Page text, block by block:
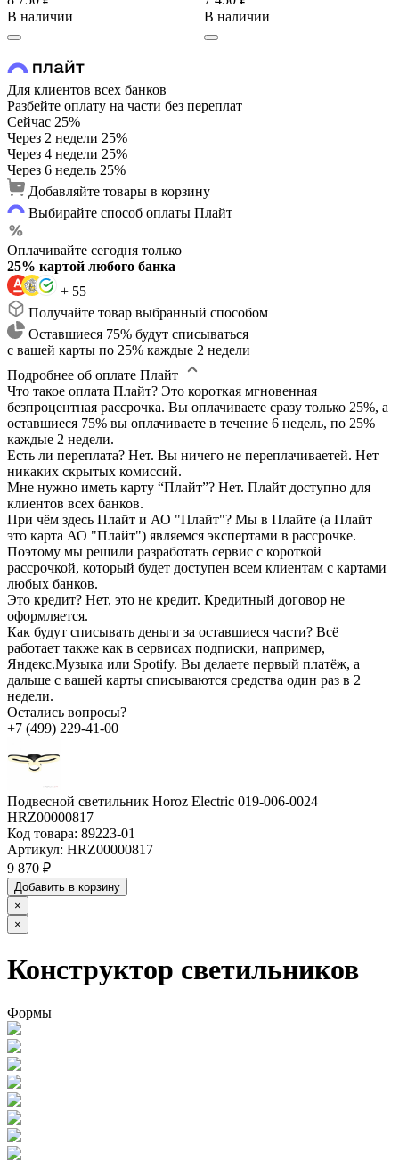
В наличии
В наличии
Для клиентов всех банков
Разбейте оплату на части без переплат
Сейчас 25%
Через 2 недели 25%
Через 4 недели 25%
Через 6 недель 25%
Добавляйте товары в корзину
Выбирайте способ оплаты Плайт
Оплачивайте сегодня только
25% картой любого банка
+ 55
Получайте товар выбранный способом
Оставшиеся 75% будут списываться
с вашей карты по 25% каждые 2 недели
Подробнее об оплате Плайт
Что такое оплата Плайт? Это короткая мгновенная
безпроцентная рассрочка. Вы оплачиваете сразу только 25%, а
оставшиеся 75% вы оплачиваете в течение 6 недель, по 25%
каждые 2 недели.
Есть ли переплата? Нет. Вы ничего не переплачиваетей. Нет
никаких скрытых комиссий.
Мне нужно иметь карту “Плайт”? Нет. Плайт доступно для
клиентов всех банков.
При чём здесь Плайт и АО "Плайт"? Мы в Плайте (а Плайт
это карта АО "Плайт") являемся экспертами в рассрочке.
Поэтому мы решили разработать сервис с короткой
рассрочкой, который будет доступен всем клиентам с картами
любых банков.
Это кредит? Нет, это не кредит. Кредитный договор не
оформляется.
Как будут списывать деньги за оставшиеся части? Всё
работает также как в сервисах подписки, например,
Яндекс.Музыка или Spotify. Вы делаете первый платёж, а
дальше с вашей карты списываются средства один раз в 2
недели.
Остались вопросы?
+7 (499) 229-41-00
Подвесной светильник Horoz Electric 019-006-0024
HRZ00000817
Код товара: 89223-01
Артикул: HRZ00000817
9 870 ₽
Добавить в корзину
×
×
Конструктор светильников
Формы